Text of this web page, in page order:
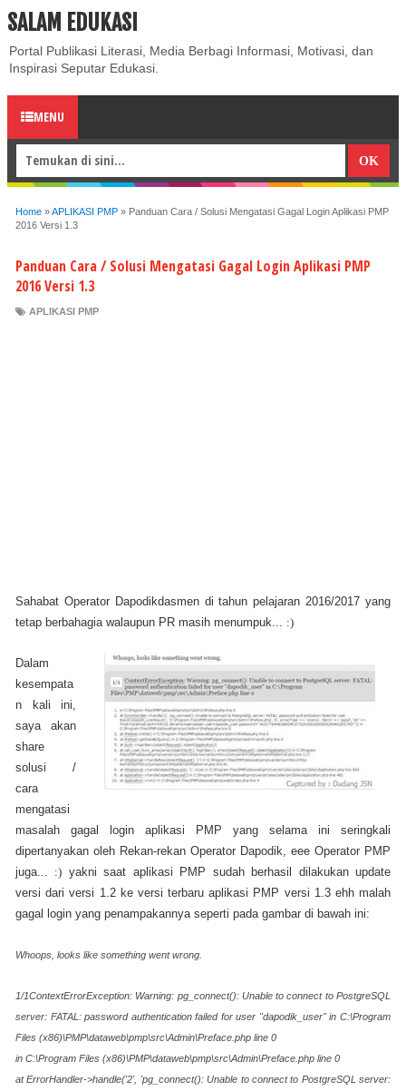
ABOUT CONTACT US
SALAM EDUKASI
Portal Publikasi Literasi, Media Berbagi Informasi, Motivasi, dan
Inspirasi Seputar Edukasi.
MENU
Home »APLIKASI PMP » Panduan Cara / Solusi Mengatasi Gagal Login Aplikasi PMP
2016 Versi 1.3
Panduan Cara / Solusi Mengatasi Gagal Login Aplikasi PMP
2016 Versi 1.3
APLIKASI PMP
Sahabat Operator Dapodikdasmen di tahun pelajaran 2016/2017 yang
tetap berbahagia walaupun PR masih menumpuk... :)
Dalam
kesempata
n kali ini,
saya akan
share
solusi /
cara
mengatasi
masalah gagal login aplikasi PMP yang selama ini seringkali
dipertanyakan oleh Rekan-rekan Operator Dapodik, eee Operator PMP
juga... :) yakni saat aplikasi PMP sudah berhasil dilakukan update
versi dari versi 1.2 ke versi terbaru aplikasi PMP versi 1.3 ehh malah
gagal login yang penampakannya seperti pada gambar di bawah ini:
Whoops, looks like something went wrong.
1/1ContextErrorException: Warning: pg_connect(): Unable to connect to PostgreSQL
server: FATAL: password authentication failed for user "dapodik_user" in C:\Program
Files (x86)\PMP\dataweb\pmp\src\Admin\Preface.php line 0
in C:\Program Files (x86)\PMP\dataweb\pmp\src\Admin\Preface.php line 0
at ErrorHandler->handle('2', 'pg_connect(): Unable to connect to PostgreSQL server: